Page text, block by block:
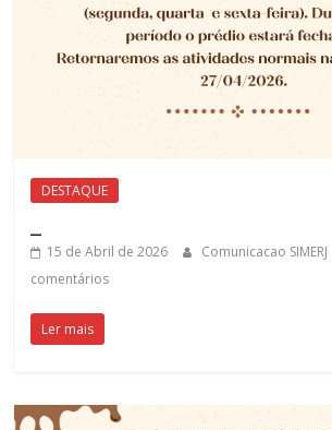
DESTAQUE
15 de Abril de 2026 Comunicacao SIMERJ
comentários
Ler mais